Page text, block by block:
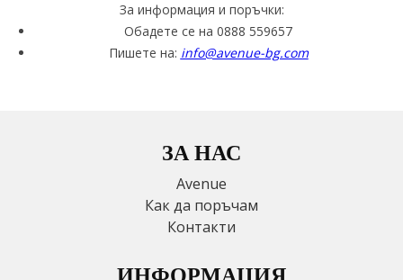
За информация и поръчки:
Обадете се на 0888 559657
Пишете на: info@avenue-bg.com
ЗА НАС
Avenue
Как да поръчам
Контакти